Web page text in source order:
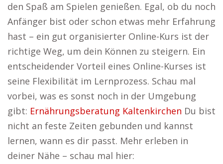
den Spaß am Spielen genießen. Egal, ob du noch
Anfänger bist oder schon etwas mehr Erfahrung
hast – ein gut organisierter Online-Kurs ist der
richtige Weg, um dein Können zu steigern. Ein
entscheidender Vorteil eines Online-Kurses ist
seine Flexibilität im Lernprozess. Schau mal
vorbei, was es sonst noch in der Umgebung
gibt: Ernährungsberatung Kaltenkirchen Du bist
nicht an feste Zeiten gebunden und kannst
lernen, wann es dir passt. Mehr erleben in
deiner Nähe – schau mal hier: